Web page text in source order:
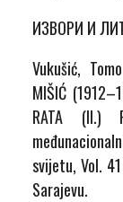
ИЗВОРИ И
Vukušić,
MIŠIĆ
RATA (II.)
svijetu, Vol.
Sarajevu.